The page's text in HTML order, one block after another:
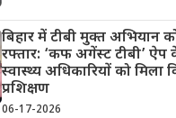
बिहार में टीबी मुक्त अभियान
रफ्तार: ‘कफ अगेंस्ट टीबी’ ऐप
स्वास्थ्य अधिकारियों को मिला
प्रशिक्षण
06-17-2026